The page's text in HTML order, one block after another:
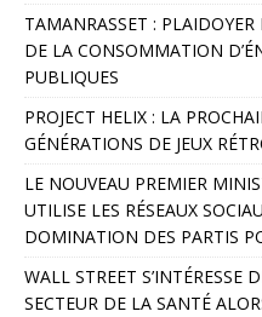
r
n
a
t
i
v
e
:
TAMANRASSET :
DE LA CONSOMMATION
PUBLIQUES
PROJECT HELIX : LA
GÉNÉRATIONS DE JEUX
LE NOUVEAU PREMIER
UTILISE LES RÉSEAUX
DOMINATION DES PARTIS
WALL STREET S’INTÉRESSE
SECTEUR DE LA SANTÉ